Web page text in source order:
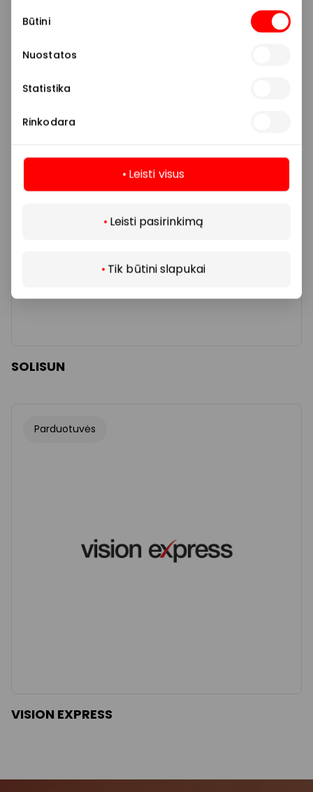
pasirinkimas
Būtini
Nuostatos
Statistika
Rinkodara
Leisti visus
Leisti pasirinkimą
Tik būtini slapukai
OPTOMETRIJOS CENTRAS
Grožio ir sveikatos paslaugos
SOLISUN
Parduotuvės
VISION EXPRESS
Daugiau